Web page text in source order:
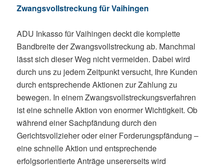
Zwangsvollstreckung für Vaihingen
ADU Inkasso für Vaihingen deckt die komplette
Bandbreite der Zwangsvollstreckung ab. Manchmal
lässt sich dieser Weg nicht vermeiden. Dabei wird
durch uns zu jedem Zeitpunkt versucht, Ihre Kunden
durch entsprechende Aktionen zur Zahlung zu
bewegen. In einem Zwangsvollstreckungsverfahren
ist eine schnelle Aktion von enormer Wichtigkeit. Ob
während einer Sachpfändung durch den
Gerichtsvollzieher oder einer Forderungspfändung –
eine schnelle Aktion und entsprechende
erfolgsorientierte Anträge unsererseits wird